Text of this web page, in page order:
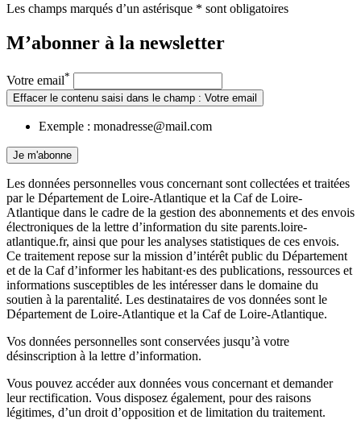
Les champs marqués d’un astérisque * sont obligatoires
M’abonner à la newsletter
Votre email*
Effacer le contenu saisi dans le champ : Votre email
Exemple : monadresse@mail.com
Je m'abonne
Les données personnelles vous concernant sont collectées et traitées
par le Département de Loire-Atlantique et la Caf de Loire-
Atlantique dans le cadre de la gestion des abonnements et des envois
électroniques de la lettre d’information du site parents.loire-
atlantique.fr, ainsi que pour les analyses statistiques de ces envois.
Ce traitement repose sur la mission d’intérêt public du Département
et de la Caf d’informer les habitant·es des publications, ressources et
informations susceptibles de les intéresser dans le domaine du
soutien à la parentalité. Les destinataires de vos données sont le
Département de Loire-Atlantique et la Caf de Loire-Atlantique.
Vos données personnelles sont conservées jusqu’à votre
désinscription à la lettre d’information.
Vous pouvez accéder aux données vous concernant et demander
leur rectification. Vous disposez également, pour des raisons
légitimes, d’un droit d’opposition et de limitation du traitement.